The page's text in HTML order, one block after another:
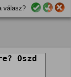
válasz?